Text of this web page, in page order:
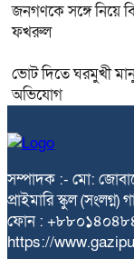
জনগণকে সঙ্গে নিয়ে
ফখরুল
ভোট দিতে ঘরমুখী
অভিযোগ
সম্পাদক :- মো:
প্রাইমারি স্কুল
ফোন :
https://